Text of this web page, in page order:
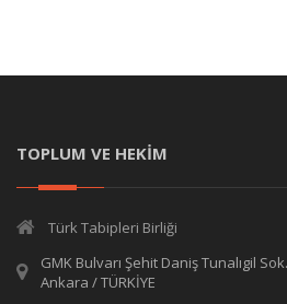
TOPLUM VE HEKİM
Türk Tabipleri Birliği
GMK Bulvarı Şehit Daniş Tunalıgil
Ankara / TÜRKİYE